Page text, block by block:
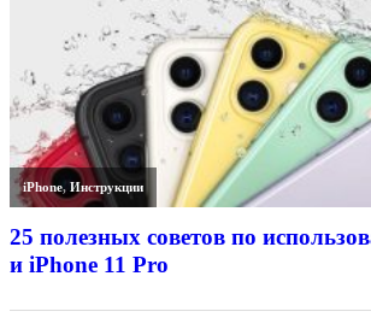
iPhone,Инструкции
25 полезных советов по
и iPhone 11 Pro